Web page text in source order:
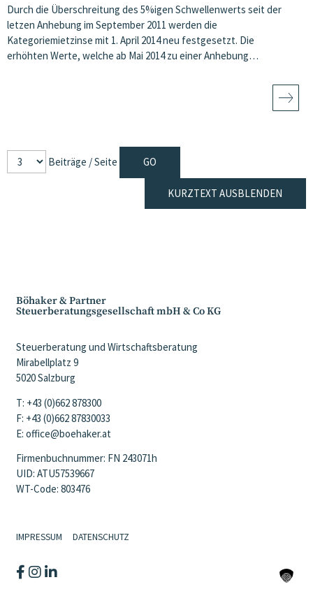
Durch die Überschreitung des 5%igen Schwellenwerts seit der
letzen Anhebung im September 2011 werden die
Kategoriemietzinse mit 1. April 2014 neu festgesetzt. Die
erhöhten Werte, welche ab Mai 2014 zu einer Anhebung…
Beiträge / Seite
KURZTEXT AUSBLENDEN
Böhaker & Partner
Steuerberatungsgesellschaft mbH & Co KG
Steuerberatung und Wirtschaftsberatung
Mirabellplatz 9
5020 Salzburg
T: +43 (0)662 878300
F: +43 (0)662 87830033
E: office@boehaker.at
Firmenbuchnummer: FN 243071h
UID: ATU57539667
WT-Code: 803476
IMPRESSUM DATENSCHUTZ